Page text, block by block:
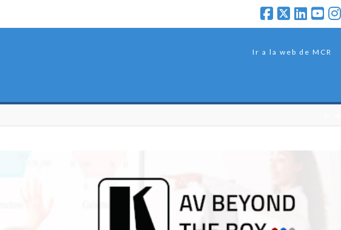
Ir a la web de MCR